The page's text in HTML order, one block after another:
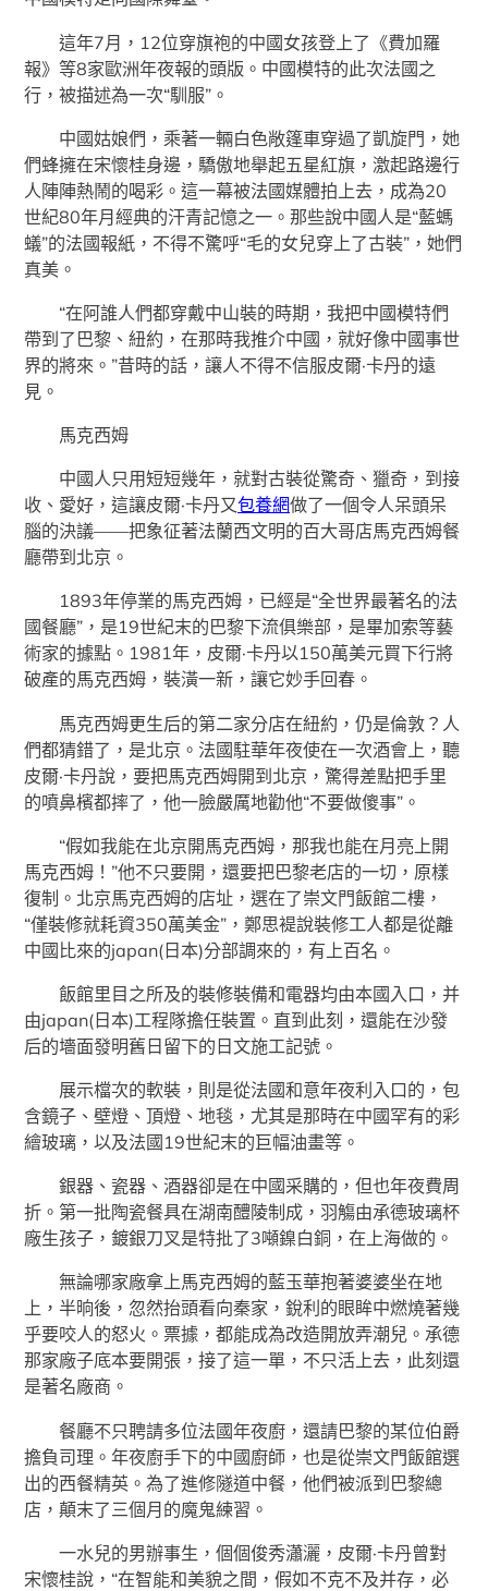
這年7月，12位穿旗袍的中國女孩登上了《費加羅
報》等8家歐洲年夜報的頭版。中國模特的此次法國之
行，被描述為一次“馴服”。
中國姑娘們，乘著一輛白色敞篷車穿過了凱旋門，她
們蜂擁在宋懷桂身邊，驕傲地舉起五星紅旗，激起路邊行
人陣陣熱鬧的喝彩。這一幕被法國媒體拍上去，成為20
世紀80年月經典的汗青記憶之一。那些說中國人是“藍螞
蟻”的法國報紙，不得不驚呼“毛的女兒穿上了古裝”，她們
真美。
“在阿誰人們都穿戴中山裝的時期，我把中國模特們
帶到了巴黎、紐約，在那時我推介中國，就好像中國事世
界的將來。”昔時的話，讓人不得不信服皮爾·卡丹的遠
見。
馬克西姆
中國人只用短短幾年，就對古裝從驚奇、獵奇，到接
收、愛好，這讓皮爾·卡丹又包養網做了一個令人呆頭呆
腦的決議——把象征著法蘭西文明的百大哥店馬克西姆餐
廳帶到北京。
1893年停業的馬克西姆，已經是“全世界最著名的法
國餐廳”，是19世紀末的巴黎下流俱樂部，是畢加索等藝
術家的據點。1981年，皮爾·卡丹以150萬美元買下行將
破產的馬克西姆，裝潢一新，讓它妙手回春。
馬克西姆更生后的第二家分店在紐約，仍是倫敦？人
們都猜錯了，是北京。法國駐華年夜使在一次酒會上，聽
皮爾·卡丹說，要把馬克西姆開到北京，驚得差點把手里
的噴鼻檳都摔了，他一臉嚴厲地勸他“不要做傻事”。
“假如我能在北京開馬克西姆，那我也能在月亮上開
馬克西姆！”他不只要開，還要把巴黎老店的一切，原樣
復制。北京馬克西姆的店址，選在了崇文門飯館二樓，
“僅裝修就耗資350萬美金”，鄭思褆說裝修工人都是從離
中國比來的japan(日本)分部調來的，有上百名。
飯館里目之所及的裝修裝備和電器均由本國入口，并
由japan(日本)工程隊擔任裝置。直到此刻，還能在沙發
后的墻面發明舊日留下的日文施工記號。
展示檔次的軟裝，則是從法國和意年夜利入口的，包
含鏡子、壁燈、頂燈、地毯，尤其是那時在中國罕有的彩
繪玻璃，以及法國19世紀末的巨幅油畫等。
銀器、瓷器、酒器卻是在中國采購的，但也年夜費周
折。第一批陶瓷餐具在湖南醴陵制成，羽觴由承德玻璃杯
廠生孩子，鍍銀刀叉是特批了3噸鎳白銅，在上海做的。
無論哪家廠拿上馬克西姆的藍玉華抱著婆婆坐在地
上，半晌後，忽然抬頭看向秦家，銳利的眼眸中燃燒著幾
乎要咬人的怒火。票據，都能成為改造開放弄潮兒。承德
那家廠子底本要開張，接了這一單，不只活上去，此刻還
是著名廠商。
餐廳不只聘請多位法國年夜廚，還請巴黎的某位伯爵
擔負司理。年夜廚手下的中國廚師，也是從崇文門飯館選
出的西餐精英。為了進修隧道中餐，他們被派到巴黎總
店，顛末了三個月的魔鬼練習。
一水兒的男辦事生，個個俊秀瀟灑，皮爾·卡丹曾對
宋懷桂說，“在智能和美貌之間，假如不克不及并存，必